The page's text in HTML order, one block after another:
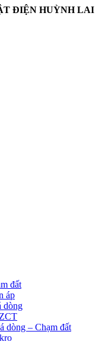
ĐIỆN HUỲNH LAI
đất
áp
dòng
dòng – Chạm đất